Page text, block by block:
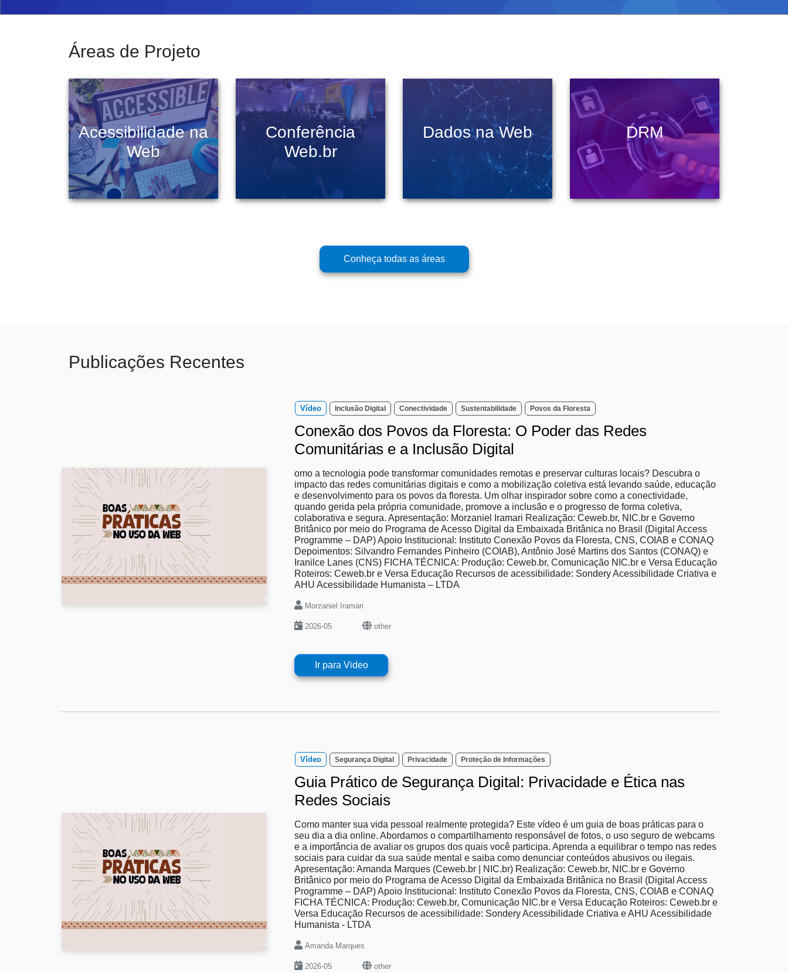
Áreas de Projeto
Acessibilidade na
Web
Conferência
Web.br
Dados na Web DRM
Conheça todas as áreas
Publicações Recentes
Vídeo Inclusão Digital Conectividade Sustentabilidade Povos da Floresta
Conexão dos Povos da Floresta: O Poder das Redes
Comunitárias e a Inclusão Digital
omo a tecnologia pode transformar comunidades remotas e preservar culturas locais? Descubra o
impacto das redes comunitárias digitais e como a mobilização coletiva está levando saúde, educação
e desenvolvimento para os povos da floresta. Um olhar inspirador sobre como a conectividade,
quando gerida pela própria comunidade, promove a inclusão e o progresso de forma coletiva,
colaborativa e segura. Apresentação: Morzaniel Iramari Realização: Ceweb.br, NIC.br e Governo
Britânico por meio do Programa de Acesso Digital da Embaixada Britânica no Brasil (Digital Access
Programme – DAP) Apoio Institucional: Instituto Conexão Povos da Floresta, CNS, COIAB e CONAQ
Depoimentos: Silvandro Fernandes Pinheiro (COIAB), Antônio José Martins dos Santos (CONAQ) e
Iranilce Lanes (CNS) FICHA TÉCNICA: Produção: Ceweb.br, Comunicação NIC.br e Versa Educação
Roteiros: Ceweb.br e Versa Educação Recursos de acessibilidade: Sondery Acessibilidade Criativa e
AHU Acessibilidade Humanista – LTDA
Morzaniel Iramari
2026-05 other
Ir para Video
Vídeo Segurança Digital Privacidade Proteção de Informações
Guia Prático de Segurança Digital: Privacidade e Ética nas
Redes Sociais
Como manter sua vida pessoal realmente protegida? Este vídeo é um guia de boas práticas para o
seu dia a dia online. Abordamos o compartilhamento responsável de fotos, o uso seguro de webcams
e a importância de avaliar os grupos dos quais você participa. Aprenda a equilibrar o tempo nas redes
sociais para cuidar da sua saúde mental e saiba como denunciar conteúdos abusivos ou ilegais.
Apresentação: Amanda Marques (Ceweb.br | NIC.br) Realização: Ceweb.br, NIC.br e Governo
Britânico por meio do Programa de Acesso Digital da Embaixada Britânica no Brasil (Digital Access
Programme – DAP) Apoio Institucional: Instituto Conexão Povos da Floresta, CNS, COIAB e CONAQ
FICHA TÉCNICA: Produção: Ceweb.br, Comunicação NIC.br e Versa Educação Roteiros: Ceweb.br e
Versa Educação Recursos de acessibilidade: Sondery Acessibilidade Criativa e AHU Acessibilidade
Humanista - LTDA
Amanda Marques
2026-05 other